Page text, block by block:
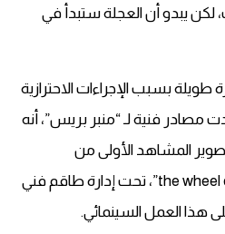
لكن يبدو أن العجلة ستبدأ في
طويلة بسبب الإجراءات الاحترازية
مصادر فنية لـ “منبر بريس”، أنه
المشاهد الأولى من
السلسلة الأمريكية “the wheel of time”، تحت إدارة طاقم فني
هذا العمل السينمائي.